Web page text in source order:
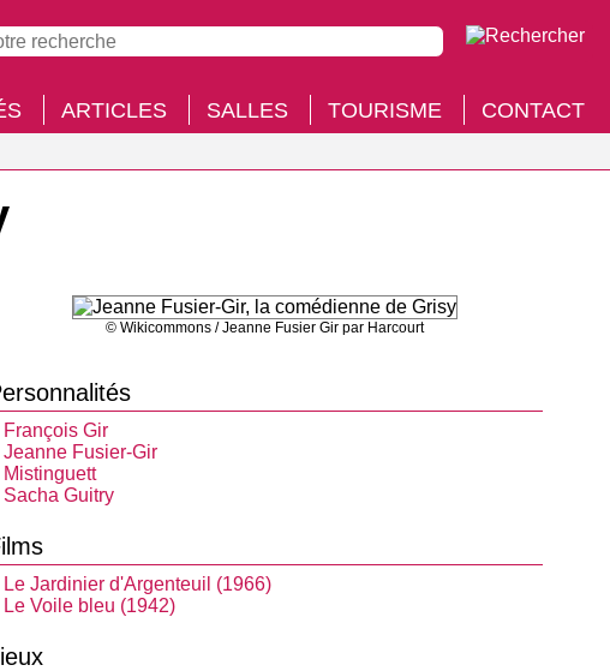
ARTICLES SALLES TOURISME CONTACT
© Wikicommons / Jeanne Fusier Gir par Harcourt
François Gir
Jeanne Fusier-Gir
Mistinguett
Sacha Guitry
Le Jardinier d'Argenteuil (1966)
Le Voile bleu (1942)